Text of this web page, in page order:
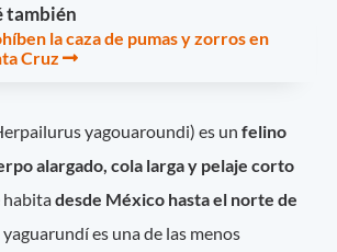
también
la caza de pumas y zorros en
Cruz
yagouaroundi) es un felino
alargado, cola larga y pelaje corto
habitadesde México hasta el norte de
yaguarundí es una de las menos